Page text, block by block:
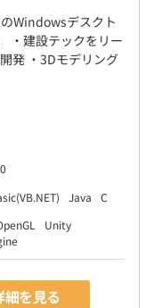
Windowsデスクト
・建設テックをリー
発 ・3Dモデリング
Java
C
Unity
細を見る